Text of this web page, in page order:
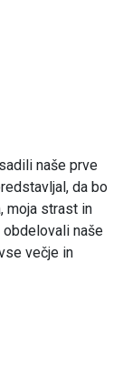
naše prve
da bo
moja strast in
naše
večje in